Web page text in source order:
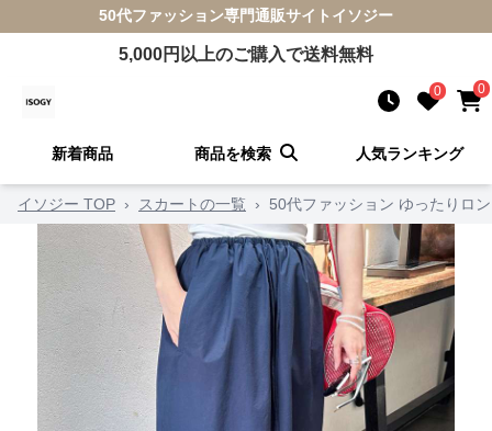
50代ファッション専門通販サイト イソジー
5,000円以上のご購入で送料無料
0 0
新着商品 商品を検索 人気ランキング
イソジー TOP › スカートの一覧 › 50代ファッション ゆったりロ